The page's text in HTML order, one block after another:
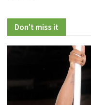
Don't miss it